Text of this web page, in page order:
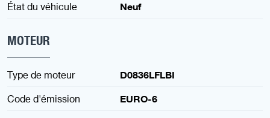
État du véhicule
Neuf
MOTEUR
Type de moteur
D0836LFLBI
Code d'émission
EURO-6